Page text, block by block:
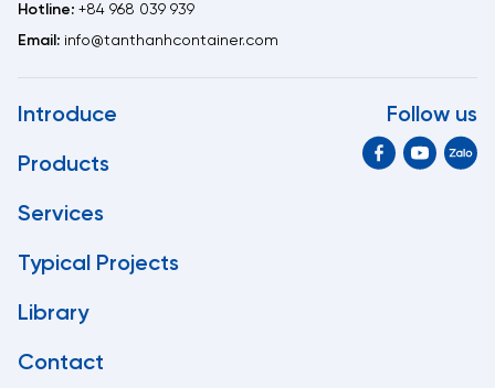
Hotline: +84 968 039 939
Email: info@tanthanhcontainer.com
Introduce
Products
Services
Typical Projects
Library
Contact
Follow us